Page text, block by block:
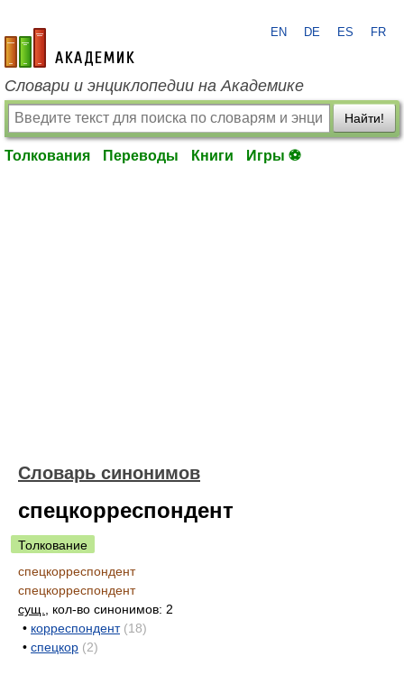
academic.ru
EN DE ES FR
Словари и энциклопедии на Академике
Найти!
Толкования Переводы Книги Игры ⚽
Словарь синонимов
спецкорреспондент
Толкование
спецкорреспондент
спецкорреспондент
сущ.
, кол-во синонимов: 2
• корреспондент (18)
• спецкор (2)